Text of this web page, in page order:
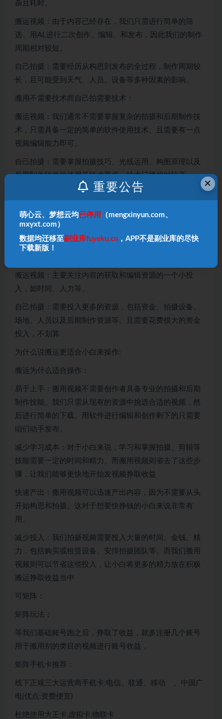
杂且耗时。
搬运视频：由于内容已经存在，我们只需进行简单的筛
选、用AL进行二次创作、编辑、和发布，因此我们的制作
周期相对较短。
自己拍摄：需要经历从构思到发布的全过程，制作周期较
长，且可能受到天气、人员、设备等多种因素的影响。
搬用不需要技术而自己拍需要技术：
搬运视频：我们通常不需要掌握复杂的拍摄和后期制作技
术，只需具备一定的简单的软件使用技术、且需要有一点
视频编辑能力即可。
自己拍摄：需要掌握拍摄技巧、光线运用、构图原理以及
后期制作软件的使用等技术要求，技术门槛相对较高。
搬运视频：主要关注内容的筛选和编辑能力，对创意和表
自己拍摄：除了技术要求外，还需要具备良好的创意构思
能力、表达能力以及团队协作能力等。
搬运视频：主要关注内容的获取和编辑资源的一个小投
入，如时间、人力等。
自己拍摄：需要投入更多的资源，包括资金、拍摄设备、
场地、人员以及后期制作资源等。且需要花费很大的资金
投入，不划算
为什么说搬运更适合小白来操作:
搬运为什么适合操作：
易于上手：搬用视频不需要创作者具备专业的拍摄和后期
制作技能。我们只需从现有的资源中挑选合适的视频，然
后进行简单的下载、用软件进行编辑和创作剩下的只需要
咱们动手发布。
减少学习成本：对于小白来说，学习和掌握拍摄、剪辑等
技能需要一定的时间和精力。而搬用视频则省去了这些步
骤，让我们能够更快地开始发视频挣取收益
快速产出：搬用视频可以迅速产出内容，因为不需要从头
开始构思和拍摄。这对于想要快挣钱的小白来说非常有
用。
减少投入：我们拍摄视频需要投入大量的时间、金钱、精
力，包括购买或租赁设备、安排拍摄团队等。而我们搬用
视频则可以节省这些投入，让小白将更多的精力放在积极
搬运挣取收益当中
可矩阵：
矩阵玩法：
等我们基础账号跑之后，挣取了收益，就多注册几个账号
用于搬用别的类目的视频进行账号收益，
矩阵手机卡推荐：
线下正规三大运营商手机卡:电信、联通、移动 、中国广
电(优点:资费便宜)
杜绝使用大王卡,虚拟卡,物联卡
×
重要公告
萌心云、梦想云均 已停用
（mengxinyun.com、
mxyxt.com）
数据均迁移至副业库fuyeku.cn ，APP不是副业库的尽快
下载新版！